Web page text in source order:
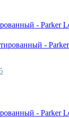
- Parker
- Parker